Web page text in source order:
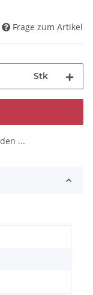
Frage zum Artikel
Stk
...